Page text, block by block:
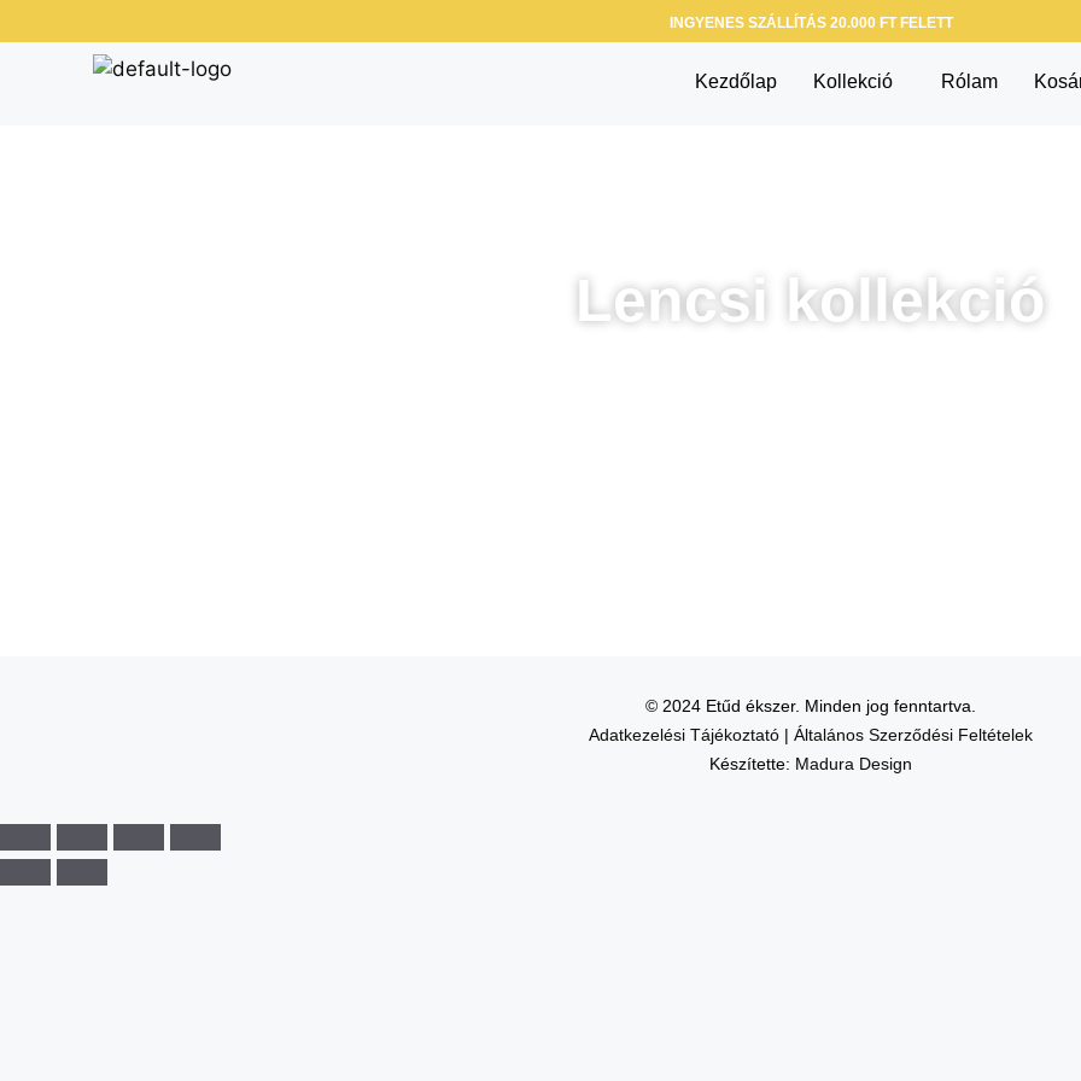
INGYENES SZÁLLÍTÁS 20.000 FT FELETT
Kezdőlap Kollekció Rólam
Lencsi kollekció
© 2024 Etűd ékszer. Minden jog fenntartva.
Adatkezelési Tájékoztató| Általános Szerződési Feltételek
Készítette: Madura Design